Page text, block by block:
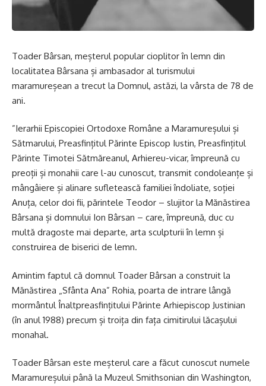
Toader Bârsan, meșterul popular cioplitor în lemn din
localitatea Bârsana și ambasador al turismului
maramureșean a trecut la Domnul, astăzi, la vârsta de 78 de
ani.
”Ierarhii Episcopiei Ortodoxe Române a Maramureșului și
Sătmarului, Preasfințitul Părinte Episcop Iustin, Preasfințitul
Părinte Timotei Sătmăreanul, Arhiereu-vicar, împreună cu
preoții și monahii care l-au cunoscut, transmit condoleanțe și
mângâiere și alinare sufletească familiei îndoliate, soției
Anuța, celor doi fii, părintele Teodor – slujitor la Mănăstirea
Bârsana și domnului Ion Bârsan – care, împreună, duc cu
multă dragoste mai departe, arta sculpturii în lemn și
construirea de biserici de lemn.
Amintim faptul că domnul Toader Bârsan a construit la
Mănăstirea „Sfânta Ana” Rohia, poarta de intrare lângă
mormântul Înaltpreasfințitului Părinte Arhiepiscop Justinian
(în anul 1988) precum și troița din fața cimitirului lăcașului
monahal.
Toader Bârsan este meșterul care a făcut cunoscut numele
Maramureșului până la Muzeul Smithsonian din Washington,